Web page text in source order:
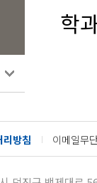
학
리방침 이메일무